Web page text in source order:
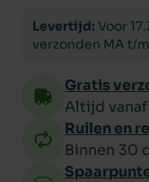
Levertijd: Voor
verzonden MA t/
Gratis
Altijd
Ruilen en
Binnen 30